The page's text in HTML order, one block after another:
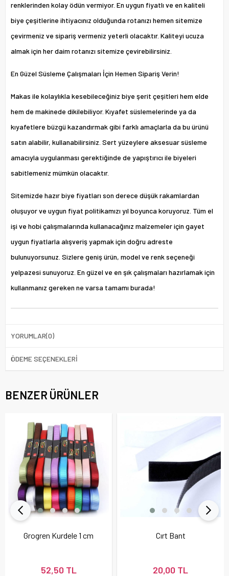
renklerinden kolay ödün vermiyor. En uygun fiyatlı ve en kaliteli
biye çeşitlerine ihtiyacınız olduğunda rotanızı hemen sitemize
çevirmeniz ve sipariş vermeniz yeterli olacaktır. Kaliteyi ucuza
almak için her daim rotanızı sitemize çevirebilirsiniz.
En Güzel Süsleme Çalışmaları İçin Hemen Sipariş Verin!
Makas ile kolaylıkla kesebileceğiniz biye şerit çeşitleri hem elde
hem de makinede dikilebiliyor. Kıyafet süslemelerinde ya da
kıyafetlere büzgü kazandırmak gibi farklı amaçlarla da bu ürünü
satın alabilir, kullanabilirsiniz. Sert yüzeylere aksesuar süsleme
amacıyla uygulanması gerektiğinde de yapıştırıcı ile biyeleri
sabitlemeniz mümkün olacaktır.
Sitemizde hazır biye fiyatları son derece düşük rakamlardan
oluşuyor ve uygun fiyat politikamızı yıl boyunca koruyoruz. Tüm el
işi ve hobi çalışmalarında kullanacağınız malzemeler için gayet
uygun fiyatlarla alışveriş yapmak için doğru adreste
bulunuyorsunuz. Sizlere geniş ürün, model ve renk seçeneği
yelpazesi sunuyoruz. En güzel ve en şık çalışmaları hazırlamak için
kullanmanız gereken ne varsa tamamı burada!
YORUMLAR(0)
ÖDEME SEÇENEKLERI
BENZER ÜRÜNLER
Grogren Kurdele 1 cm
52,50 TL
Cırt Bant
20,00 TL